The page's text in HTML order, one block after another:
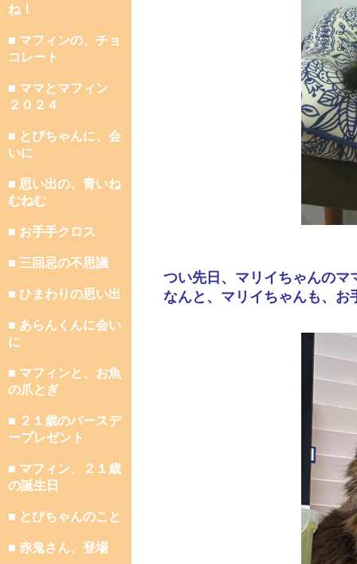
ね！
■ マフィンの、チョ
コレート
■ ママとマフィン
２０２４
■ とびちゃんに、会
いに
■ 思い出の、青いね
むねむ
■ お手手クロス
■ 三回忌の不思議
■ ひまわりの思い出
■ あらんくんに会い
に
■ マフィンと、お魚
の爪とぎ
■ ２１歳のバースデ
ープレゼント
■ マフィン、２１歳
の誕生日
■ とびちゃんのこと
■ 赤鬼さん、登場
つい先日、マリイちゃんのマ
なんと、マリイちゃんも、お